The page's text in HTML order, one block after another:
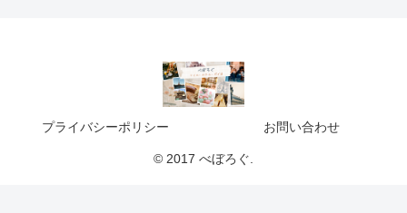
プライバシーポリシー お問い合わせ
© 2017 べぼろぐ.